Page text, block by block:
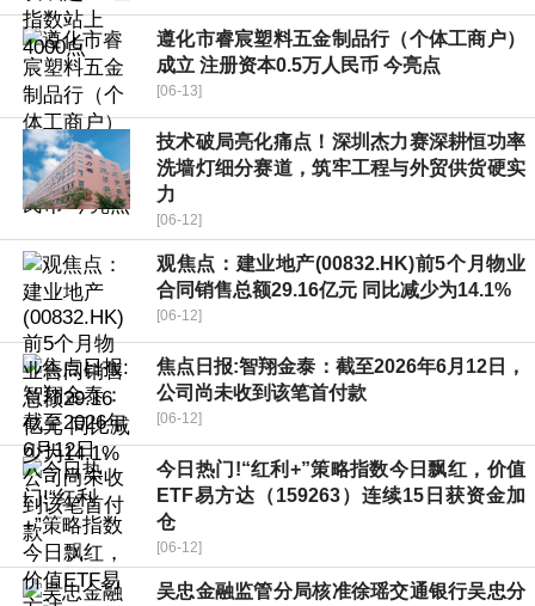
遵化市睿宸塑料五金制品行（个体工商户）
成立 注册资本0.5万人民币 今亮点
[06-13]
技术破局亮化痛点！深圳杰力赛深耕恒功率
洗墙灯细分赛道，筑牢工程与外贸供货硬实
力
[06-12]
观焦点：建业地产(00832.HK)前5个月物业
合同销售总额29.16亿元 同比减少为14.1%
[06-12]
焦点日报:智翔金泰：截至2026年6月12日，
公司尚未收到该笔首付款
[06-12]
今日热门!“红利+”策略指数今日飘红，价值
ETF易方达（159263）连续15日获资金加
仓
[06-12]
吴忠金融监管分局核准徐瑶交通银行吴忠分